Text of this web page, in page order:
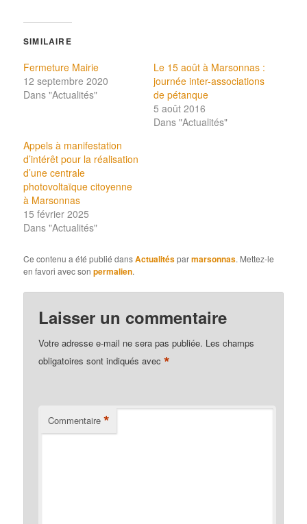
SIMILAIRE
Fermeture Mairie
12 septembre 2020
Dans "Actualités"
Le 15 août à Marsonnas :
journée inter-associations
de pétanque
5 août 2016
Dans "Actualités"
Appels à manifestation
d’intérêt pour la réalisation
d’une centrale
photovoltaïque citoyenne
à Marsonnas
15 février 2025
Dans "Actualités"
Ce contenu a été publié dansActualitésparmarsonnas. Mettez-le
en favori avec sonpermalien.
Laisser un commentaire
Votre adresse e-mail ne sera pas publiée. Les champs
obligatoires sont indiqués avec*
Commentaire *